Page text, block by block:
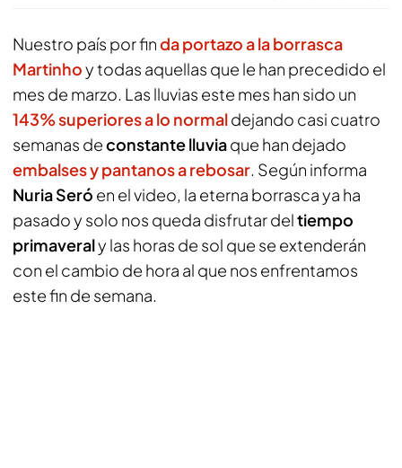
Nuestro país por finda portazo a la borrasca
Martinhoy todas aquellas que le han precedido el
mes de marzo. Las lluvias este mes han sido un
143% superiores a lo normaldejando casi cuatro
semanas deconstante lluviaque han dejado
embalses y pantanos a rebosar. Según informa
Nuria Seró en el video, la eterna borrasca ya ha
pasado y solo nos queda disfrutar deltiempo
primaveraly las horas de sol que se extenderán
con el cambio de hora al que nos enfrentamos
este fin de semana.